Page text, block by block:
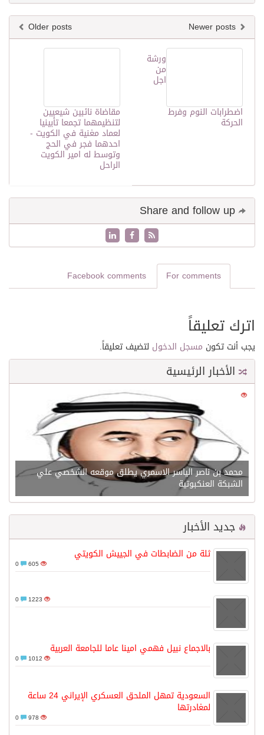
Older posts
مقاضاة نائبين شيعيين
لتنظيمهما تجمعا تأبينيا
لعماد مغنية في الكويت -
احدهما فجر في الحج
وتوسط له امير الكويت
الراحل
ورشة
من
اجل
اضطرابات النوم وفرط
الحركة
For comments
Facebook comments
اترك تعليقاً
يجب أنت تكون مسجل الدخول لتضيف تعليقاً.
الأخبار الرئيسية
21584
محمد بن ناصر الياسر الاسمري يطلق موقعه الشخصي علي
الشبكة العنكبوتية
جديد الأخبار
ثلة من الضابطات في الجييش الكويتي
605
1223
بالاجماع نبيل فهمي امينا عاما للجامعة العربية
1012
السعودية تمهل الملحق العسكري الإيراني 24 ساعة
لمغادرتها
978